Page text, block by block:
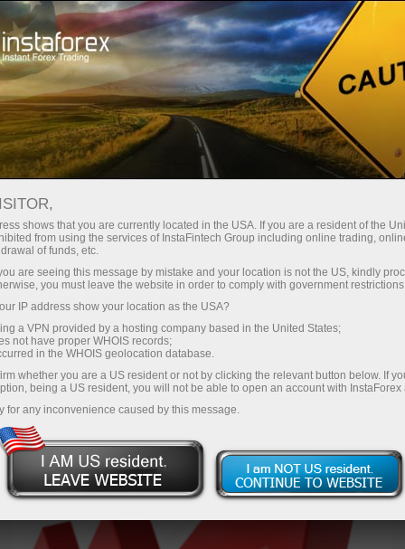
For Traders
JAPAN’S 30-YEAR JGB YIELD
CLIMBS TO 3.842%, MARKING
FRESH UPSIDE AT LATEST
AUCTION
shows that you are currently located in the USA. If you are a resident of the
from using the services of InstaFintech Group including online trading,
of funds, etc.
are seeing this message by mistake and your location is not the US, kindly
you must leave the website in order to comply with government
IP address show your location as the USA?
a VPN provided by a hosting company based in the United States;
not have proper WHOIS records;
in the WHOIS geolocation database.
whether you are a US resident or not by clicking the relevant button below. If
being a US resident, you will not be able to open an account with InstaForex
for any inconvenience caused by this message.